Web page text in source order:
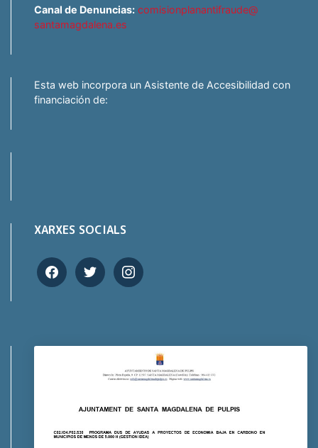
Canal de Denuncias: comisionplanantifraude@
santamagdalena.es
Esta web incorpora un Asistente de Accesibilidad con
financiación de:
XARXES SOCIALS
facebooktwitter instagram